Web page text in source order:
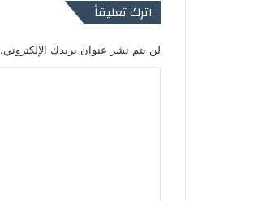
اترك تعليقاً
لن يتم نشر عنوان بريدك الإلكتروني.